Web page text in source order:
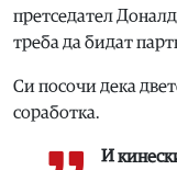
претседател
треба да бидат
Си посочи дека
соработка.
И